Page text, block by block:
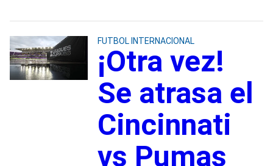
FUTBOL INTERNACIONAL
¡Otra vez!
Se atrasa el
Cincinnati
vs Pumas